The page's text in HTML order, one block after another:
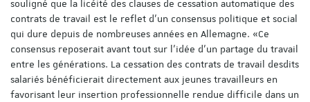
souligné que la licéité des clauses de cessation automatique des
contrats de travail est le reflet d’un consensus politique et social
qui dure depuis de nombreuses années en Allemagne. «Ce
consensus reposerait avant tout sur l’idée d’un partage du travail
entre les générations. La cessation des contrats de travail desdits
salariés bénéficierait directement aux jeunes travailleurs en
favorisant leur insertion professionnelle rendue difficile dans un